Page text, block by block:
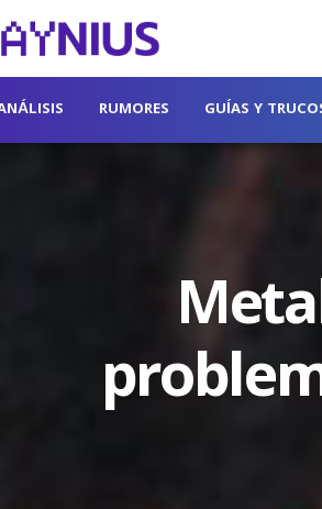
RUMORES GUÍAS Y